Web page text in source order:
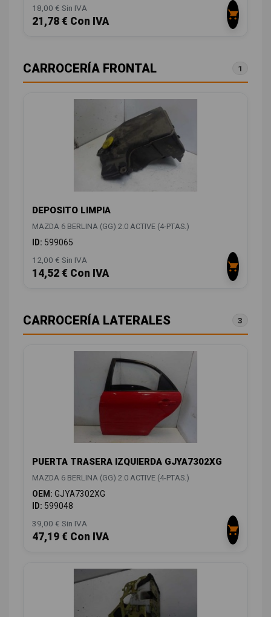
18,00 € Sin IVA
21,78 € Con IVA
CARROCERÍA FRONTAL 1
DEPOSITO LIMPIA
MAZDA 6 BERLINA (GG) 2.0 ACTIVE (4-PTAS.)
ID: 599065
12,00 € Sin IVA
14,52 € Con IVA
CARROCERÍA LATERALES 3
PUERTA TRASERA IZQUIERDA GJYA7302XG
MAZDA 6 BERLINA (GG) 2.0 ACTIVE (4-PTAS.)
OEM: GJYA7302XG
ID: 599048
39,00 € Sin IVA
47,19 € Con IVA